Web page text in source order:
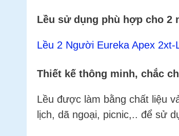
Lều sử dụng phù hợp cho 2
Lều 2 Người Eureka Apex 2xt-
Thiết kế thông minh, chắc
Lều được làm bằng chất liệu
lịch, dã ngoại, picnic,.. để sử